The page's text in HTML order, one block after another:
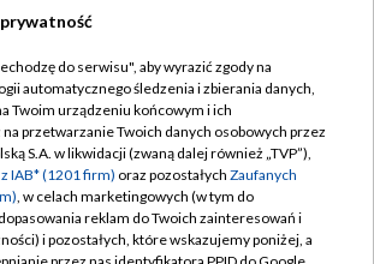
TVP
TVP
Cyfrowa
Regulamin TVP
Polityka prywatności
Moje zgody
Pomoc
do serwisu", aby wyrazić zgody na
automatycznego śledzenia i zbierania danych,
Twoim urządzeniu końcowym i ich
przetwarzanie Twoich danych osobowych przez
S.A. w likwidacji (zwaną dalej również „TVP”),
IAB* (1201 firm) oraz pozostałych Zaufanych
, w celach marketingowych (w tym do
reklam do Twoich zainteresowań i
i pozostałych, które wskazujemy poniżej, a